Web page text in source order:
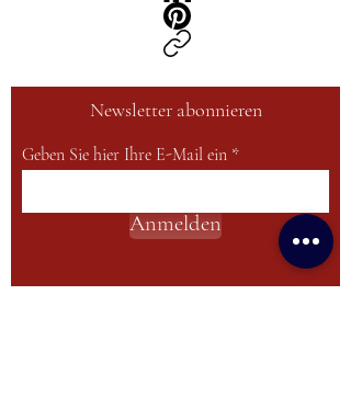
Newsletter abonnieren
Geben Sie hier Ihre E-Mail ein
Anmelden